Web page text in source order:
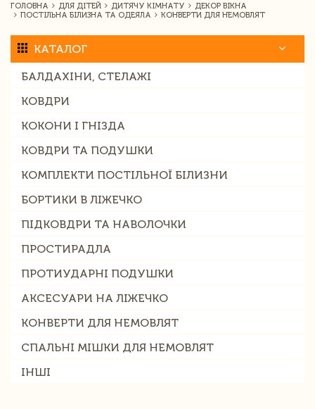
ГОЛОВНА ДЛЯ ДІТЕЙ ДИТЯЧУ КІМНАТУ
ДЕКОР ВІКНА
ПОСТІЛЬНА БІЛИЗНА ТА ОДЕЯЛА
КОНВЕРТИ ДЛЯ НЕМОВЛЯТ
КАТАЛОГ
БАЛДАХІНИ, СТЕЛАЖІ
КОВДРИ
КОКОНИ І ГНІЗДА
КОВДРИ ТА ПОДУШКИ
КОМПЛЕКТИ ПОСТІЛЬНОЇ БІЛИЗНИ
БОРТИКИ В ЛІЖЕЧКО
ПІДКОВДРИ ТА НАВОЛОЧКИ
ПРОСТИРАДЛА
ПРОТИУДАРНІ ПОДУШКИ
АКСЕСУАРИ НА ЛІЖЕЧКО
КОНВЕРТИ ДЛЯ НЕМОВЛЯТ
СПАЛЬНІ МІШКИ ДЛЯ НЕМОВЛЯТ
ІНШІ